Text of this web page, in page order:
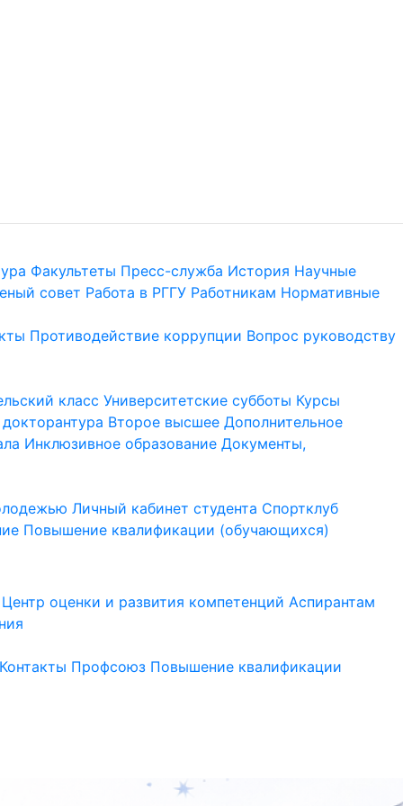
Факультеты Пресс-служба История Научные
совет Работа в РГГУ Работникам Нормативные
Противодействие коррупции Вопрос руководству
класс Университетские субботы Курсы
Второе высшее Дополнительное
Инклюзивное образование Документы,
Личный кабинет студента Спортклуб
Повышение квалификации (обучающихся)
Центр оценки и развития компетенций Аспирантам
Контакты Профсоюз Повышение квалификации